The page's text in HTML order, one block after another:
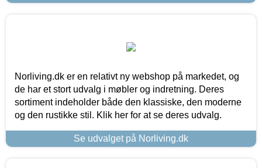
Norliving.dk er en relativt ny webshop på markedet, og
de har et stort udvalg i møbler og indretning. Deres
sortiment indeholder både den klassiske, den moderne
og den rustikke stil. Klik her for at se deres udvalg.
Se udvalget på Norliving.dk